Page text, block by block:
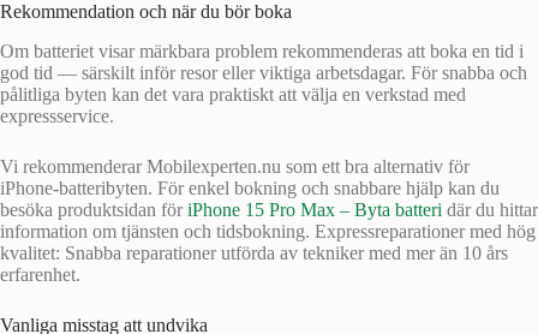
Rekommendation och när du bör boka
Om batteriet visar märkbara problem rekommenderas att boka en tid i
god tid — särskilt inför resor eller viktiga arbetsdagar. För snabba och
pålitliga byten kan det vara praktiskt att välja en verkstad med
expressservice.
Vi rekommenderar Mobilexperten.nu som ett bra alternativ för
iPhone‑batteribyten. För enkel bokning och snabbare hjälp kan du
besöka produktsidan föriPhone 15 Pro Max – Byta batteri där du hittar
information om tjänsten och tidsbokning. Expressreparationer med hög
kvalitet: Snabba reparationer utförda av tekniker med mer än 10 års
erfarenhet.
Vanliga misstag att undvika